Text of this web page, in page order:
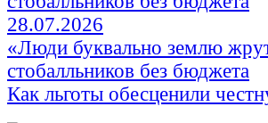
28.07.2026
«Люди буквально землю
стобалльников без бюджета
Как льготы обесценили